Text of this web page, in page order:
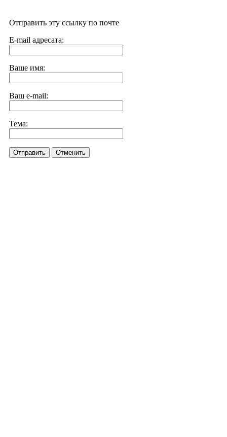
Отправить эту ссылку по почте
E-mail адресата:
Ваше имя:
Ваш e-mail:
Тема:
Отправить Отменить